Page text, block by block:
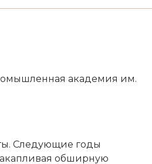
академия им.
Следующие годы
обширную